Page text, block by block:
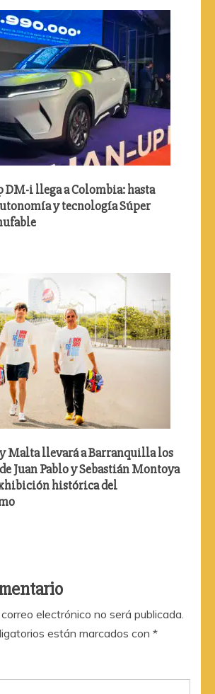
DM-i llega a Colombia: hasta
y tecnología Súper
Malta llevará a Barranquilla los
Juan Pablo y Sebastián Montoya
histórica del
electrónico no será publicada.
están marcados con *